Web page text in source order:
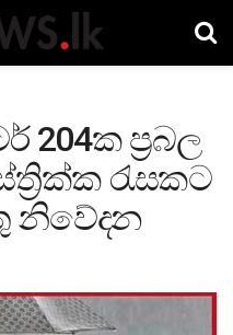
204ක ප්‍රබල
රැසකට
නිවේදන